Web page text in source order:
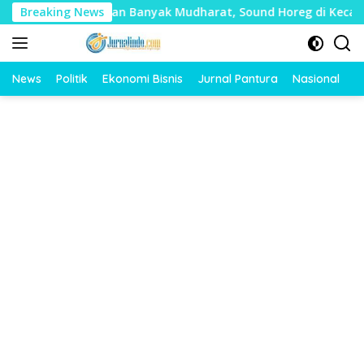
Langsung
ke
konten
Breaking News
Timbulkan Banyak Mudharat, Sound Horeg di Kecamatan
News Politik Ekonomi Bisnis Jurnal Pantura Nasional